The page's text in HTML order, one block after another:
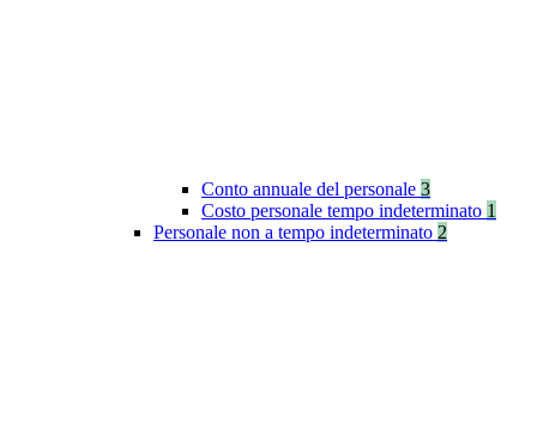
Conto annuale del personale 3
Costo personale tempo indeterminato 1
Personale non a tempo indeterminato 2